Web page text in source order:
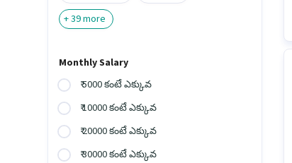
+39more
Monthly Salary
₹ 5000 కంటే ఎక్కువ
₹ 10000 కంటే ఎక్కువ
₹ 20000 కంటే ఎక్కువ
₹ 30000 కంటే ఎక్కువ